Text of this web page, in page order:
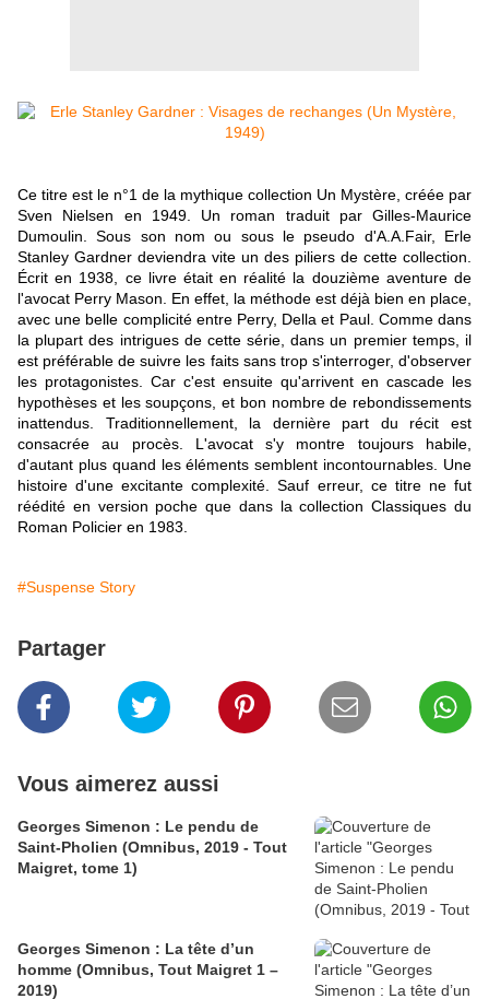
Ce titre est le n°1 de la mythique collection Un Mystère, créée par
Sven Nielsen en 1949. Un roman traduit par Gilles-Maurice
Dumoulin. Sous son nom ou sous le pseudo d'A.A.Fair, Erle
Stanley Gardner deviendra vite un des piliers de cette collection.
Écrit en 1938, ce livre était en réalité la douzième aventure de
l'avocat Perry Mason. En effet, la méthode est déjà bien en place,
avec une belle complicité entre Perry, Della et Paul. Comme dans
la plupart des intrigues de cette série, dans un premier temps, il
est préférable de suivre les faits sans trop s'interroger, d'observer
les protagonistes. Car c'est ensuite qu'arrivent en cascade les
hypothèses et les soupçons, et bon nombre de rebondissements
inattendus. Traditionnellement, la dernière part du récit est
consacrée au procès. L'avocat s'y montre toujours habile,
d'autant plus quand les éléments semblent incontournables. Une
histoire d'une excitante complexité. Sauf erreur, ce titre ne fut
réédité en version poche que dans la collection Classiques du
Roman Policier en 1983.
#Suspense Story
Partager
Vous aimerez aussi
Georges Simenon : Le pendu de
Saint-Pholien (Omnibus, 2019 - Tout
Maigret, tome 1)
Georges Simenon : La tête d’un
homme (Omnibus, Tout Maigret 1 –
2019)